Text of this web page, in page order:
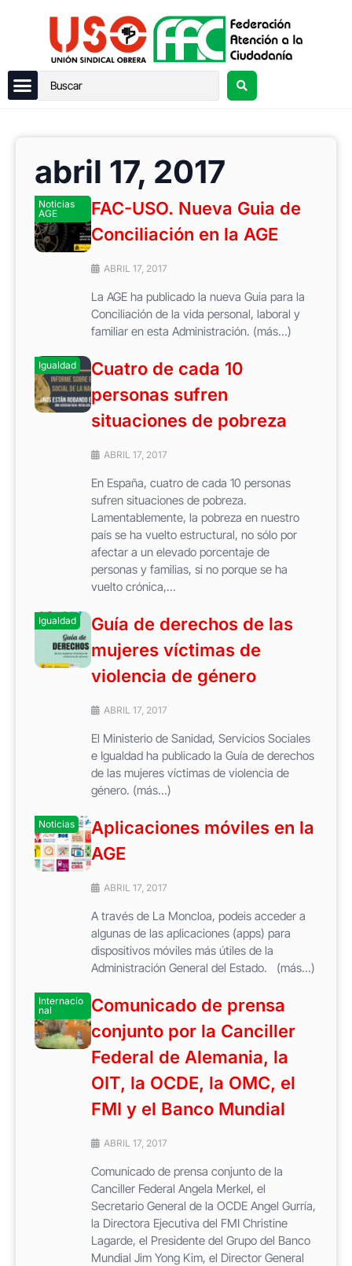
abril 17, 2017
Noticias
AGE
FAC-USO. Nueva Guia de
Conciliación en la AGE
ABRIL 17, 2017
La AGE ha publicado la nueva Guia para la
Conciliación de la vida personal, laboral y
familiar en esta Administración. (más…)
Igualdad
Cuatro de cada 10
personas sufren
situaciones de pobreza
ABRIL 17, 2017
En España, cuatro de cada 10 personas
sufren situaciones de pobreza.
Lamentablemente, la pobreza en nuestro
país se ha vuelto estructural, no sólo por
afectar a un elevado porcentaje de
personas y familias, si no porque se ha
vuelto crónica,...
Igualdad
Guía de derechos de las
mujeres víctimas de
violencia de género
ABRIL 17, 2017
El Ministerio de Sanidad, Servicios Sociales
e Igualdad ha publicado la Guía de derechos
de las mujeres víctimas de violencia de
género. (más…)
Noticias
Aplicaciones móviles en la
AGE
ABRIL 17, 2017
A través de La Moncloa, podeis acceder a
algunas de las aplicaciones (apps) para
dispositivos móviles más útiles de la
Administración General del Estado. (más…)
Internacio
nal
Comunicado de prensa
conjunto por la Canciller
Federal de Alemania, la
OIT, la OCDE, la OMC, el
FMI y el Banco Mundial
ABRIL 17, 2017
Comunicado de prensa conjunto de la
Canciller Federal Angela Merkel, el
Secretario General de la OCDE Angel Gurría,
la Directora Ejecutiva del FMI Christine
Lagarde, el Presidente del Grupo del Banco
Mundial Jim Yong Kim, el Director General